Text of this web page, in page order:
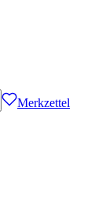
Merkzettel